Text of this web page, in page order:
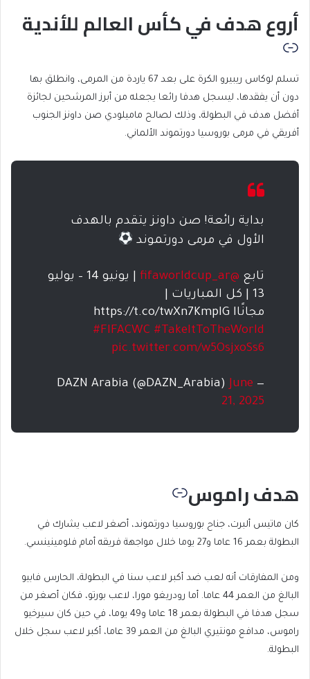
أروع هدف في كأس العالم للأندية
تسلم لوكاس ريبيرو الكرة على بعد 67 ياردة من المرمى، وانطلق بها
دون أن يفقدها، ليسجل هدفا رائعا يجعله من أبرز المرشحين لجائزة
أفضل هدف في البطولة، وذلك لصالح ماميلودي صن داونز الجنوب
أفريقي في مرمى بوروسيا دورتموند الألماني.
بداية رائعة! صن داونز يتقدم بالهدف
الأول في مرمى دورتموند
تابع @fifaworldcup_ar
| يونيو 14 – يوليو
13 | كل المباريات |
مجانًاhttps://t.co/twXn7KmpIG I
#FIFACWC #TakeItToTheWorld
pic.twitter.com/w5OsjxoSs6
— DAZN Arabia (@DAZN_Arabia)
June
21, 2025
هدف راموس
كان ماتيس ألبرت، جناح بوروسيا دورتموند، أصغر لاعب يشارك في
البطولة بعمر 16 عاما و27 يوما خلال مواجهة فريقه أمام فلومينينسي.
ومن المفارقات أنه لعب ضد أكبر لاعب سنا في البطولة، الحارس فابيو
البالغ من العمر 44 عاما. أما رودريغو مورا، لاعب بورتو، فكان أصغر من
سجل هدفا في البطولة بعمر 18 عاما و49 يوما، في حين كان سيرخيو
راموس، مدافع مونتيري البالغ من العمر 39 عاما، أكبر لاعب سجل خلال
البطولة.